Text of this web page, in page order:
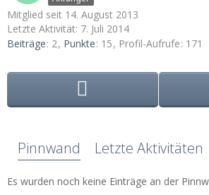
Mitglied seit 14. August 2013
Letzte Aktivität: 7. Juli 2014
Beiträge 2 Punkte 15 Profil-Aufrufe 171
Pinnwand Letzte Aktivitäten
Es wurden noch keine Einträge an der